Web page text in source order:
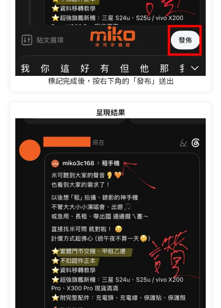
標記完成後，按右下角的「發布」送出
呈現結果